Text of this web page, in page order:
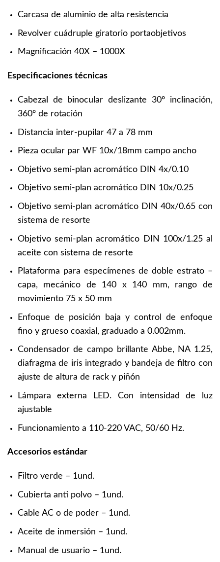
Carcasa de aluminio de alta resistencia
Revolver cuádruple giratorio portaobjetivos
Magnificación 40X – 1000X
Especificaciones técnicas
Cabezal de binocular deslizante 30º inclinación,
360º de rotación
Distancia inter-pupilar 47 a 78 mm
Pieza ocular par WF 10x/18mm campo ancho
Objetivo semi-plan acromático DIN 4x/0.10
Objetivo semi-plan acromático DIN 10x/0.25
Objetivo semi-plan acromático DIN 40x/0.65 con
sistema de resorte
Objetivo semi-plan acromático DIN 100x/1.25 al
aceite con sistema de resorte
Plataforma para especímenes de doble estrato –
capa, mecánico de 140 x 140 mm, rango de
movimiento 75 x 50 mm
Enfoque de posición baja y control de enfoque
fino y grueso coaxial, graduado a 0.002mm.
Condensador de campo brillante Abbe, NA 1.25,
diafragma de iris integrado y bandeja de filtro con
ajuste de altura de rack y piñón
Lámpara externa LED. Con intensidad de luz
ajustable
Funcionamiento a 110-220 VAC, 50/60 Hz.
Accesorios estándar
Filtro verde – 1und.
Cubierta anti polvo – 1und.
Cable AC o de poder – 1und.
Aceite de inmersión – 1und.
Manual de usuario – 1und.